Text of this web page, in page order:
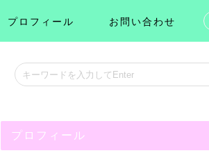
プロフィール お問い合わせ
プロフィール